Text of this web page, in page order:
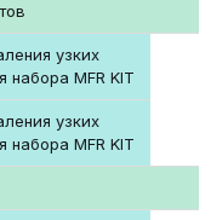
узких
набора MFR KIT
узких
набора MFR KIT